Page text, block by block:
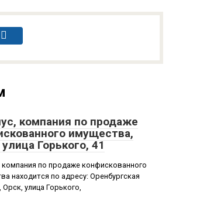
компания по продаже
имущества,
Горького, 41
компания по продаже конфискованного
находится по адресу: Оренбургская
Орск, улица Горького,